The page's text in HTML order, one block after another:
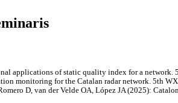
applications of static quality index for a network.
monitoring for the Catalan radar network. 5th
D, van der Velde OA, López JA (2025):